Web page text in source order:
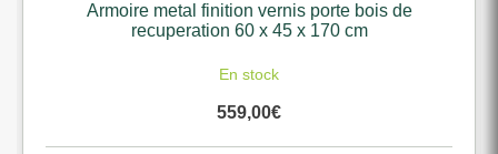
Armoire metal finition vernis porte bois de
recuperation 60 x 45 x 170 cm
En stock
559,00€